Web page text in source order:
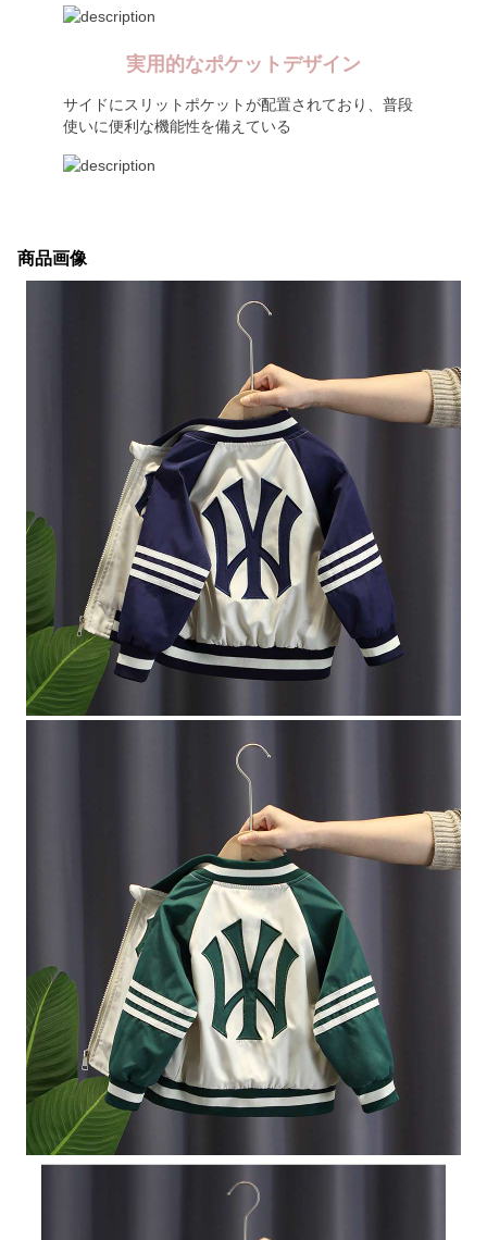
実用的なポケットデザイン
サイドにスリットポケットが配置されており、普段
使いに便利な機能性を備えている
商品画像